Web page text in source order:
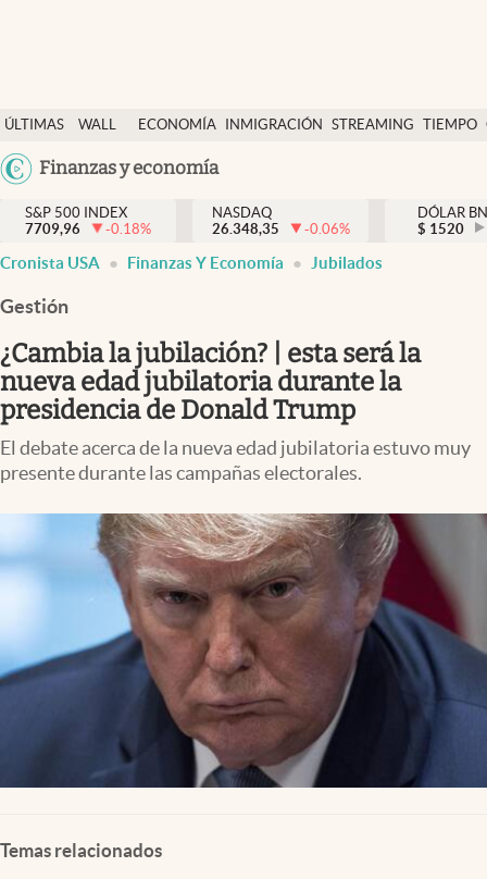
ÚLTIMAS
NOTICIAS
WALL
DÓLAR
ECONOMÍA INMIGRACIÓN STREAMING TIEMPO
México
Finanzas y economía
Finanzas y economía
Wall Street y dólar
Inmigración
Espiritual
Streaming
PC y mobile
USA
S&P 500 INDEX
7709,96
-0.18%
NASDAQ
26.348,35
-0.06%
DÓLAR
$ 1520
Cronista USA Finanzas Y Economía Jubilados
Gestión
¿Cambia la jubilación? | esta será la
nueva edad jubilatoria durante la
presidencia de Donald Trump
El debate acerca de la nueva edad jubilatoria estuvo muy
presente durante las campañas electorales.
Temas relacionados